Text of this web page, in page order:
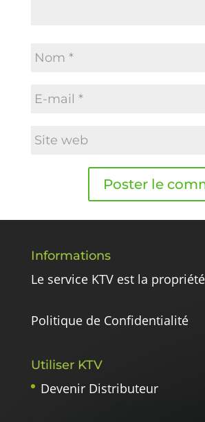
Informations
Le service KTV est la propriété
Politique de Confidentialité
Utiliser KTV
Devenir Distributeur